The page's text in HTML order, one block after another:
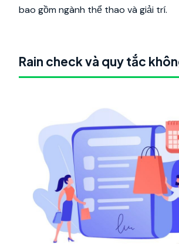
bao gồm ngành thể thao và giải trí.
Rain check và quy tắc